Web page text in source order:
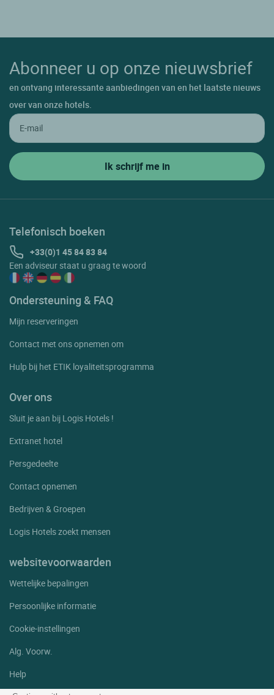
Abonneer u op onze nieuwsbrief
en ontvang interessante aanbiedingen van en het laatste nieuws
over van onze hotels.
Telefonisch boeken
+33(0)1 45 84 83 84
Een adviseur staat u graag te woord
Ondersteuning & FAQ
Mijn reserveringen
Contact met ons opnemen om
Hulp bij het ETIK loyaliteitsprogramma
Over ons
Sluit je aan bij Logis Hotels !
Extranet hotel
Persgedeelte
Contact opnemen
Bedrijven & Groepen
Logis Hotels zoekt mensen
websitevoorwaarden
Wettelijke bepalingen
Persoonlijke informatie
Cookie-instellingen
Alg. Voorw.
Help